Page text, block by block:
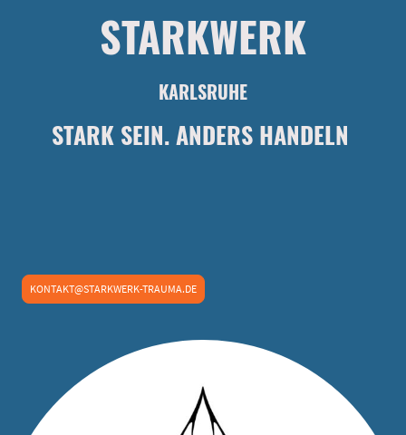
STARKWERK
KARLSRUHE
STARK SEIN. ANDERS HANDELN
KONTAKT@STARKWERK-TRAUMA.DE